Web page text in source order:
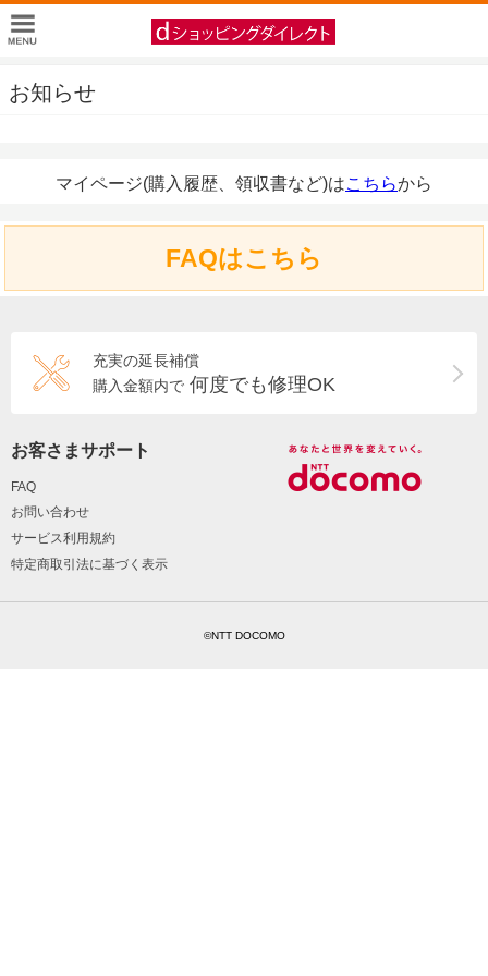
お知らせ
マイページ(購入履歴、領収書など)はこちらから
FAQはこちら
充実の延長補償
購入金額内で 何度でも修理OK
お客さまサポート
FAQ
お問い合わせ
サービス利用規約
特定商取引法に基づく表示
©NTT DOCOMO